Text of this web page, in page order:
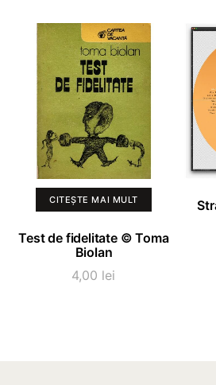
CITEȘTE MAI MULT
Test de fidelitate © Toma
Biolan
4,00 lei